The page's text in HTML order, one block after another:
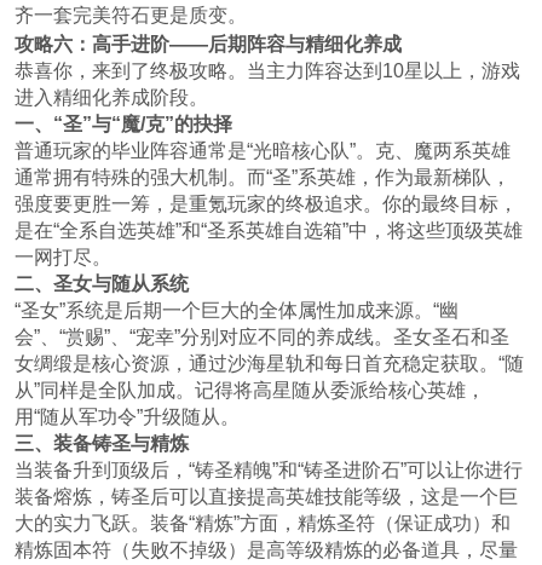
齐一套完美符石更是质变。
攻略六：高手进阶——后期阵容与精细化养成
恭喜你，来到了终极攻略。当主力阵容达到10星以上，游戏
进入精细化养成阶段。
一、“圣”与“魔/克”的抉择
普通玩家的毕业阵容通常是“光暗核心队”。克、魔两系英雄
通常拥有特殊的强大机制。而“圣”系英雄，作为最新梯队，
强度要更胜一筹，是重氪玩家的终极追求。你的最终目标，
是在“全系自选英雄”和“圣系英雄自选箱”中，将这些顶级英雄
一网打尽。
二、圣女与随从系统
“圣女”系统是后期一个巨大的全体属性加成来源。“幽
会”、“赏赐”、“宠幸”分别对应不同的养成线。圣女圣石和圣
女绸缎是核心资源，通过沙海星轨和每日首充稳定获取。“随
从”同样是全队加成。记得将高星随从委派给核心英雄，
用“随从军功令”升级随从。
三、装备铸圣与精炼
当装备升到顶级后，“铸圣精魄”和“铸圣进阶石”可以让你进行
装备熔炼，铸圣后可以直接提高英雄技能等级，这是一个巨
大的实力飞跃。装备“精炼”方面，精炼圣符（保证成功）和
精炼固本符（失败不掉级）是高等级精炼的必备道具，尽量